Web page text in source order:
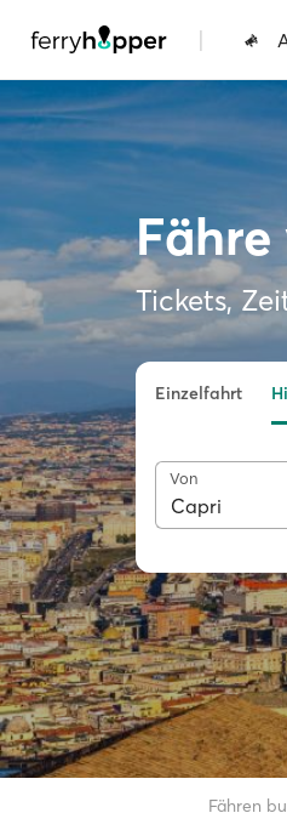
|
Tickets,
Einzelfahrt
Von
Fähren